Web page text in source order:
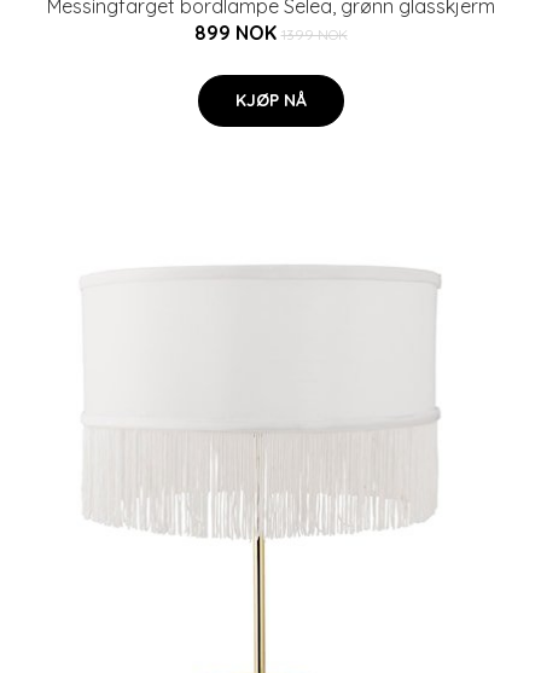
Messingfarget bordlampe Selea, grønn glasskjerm
899 NOK 1399 NOK
KJØP NÅ